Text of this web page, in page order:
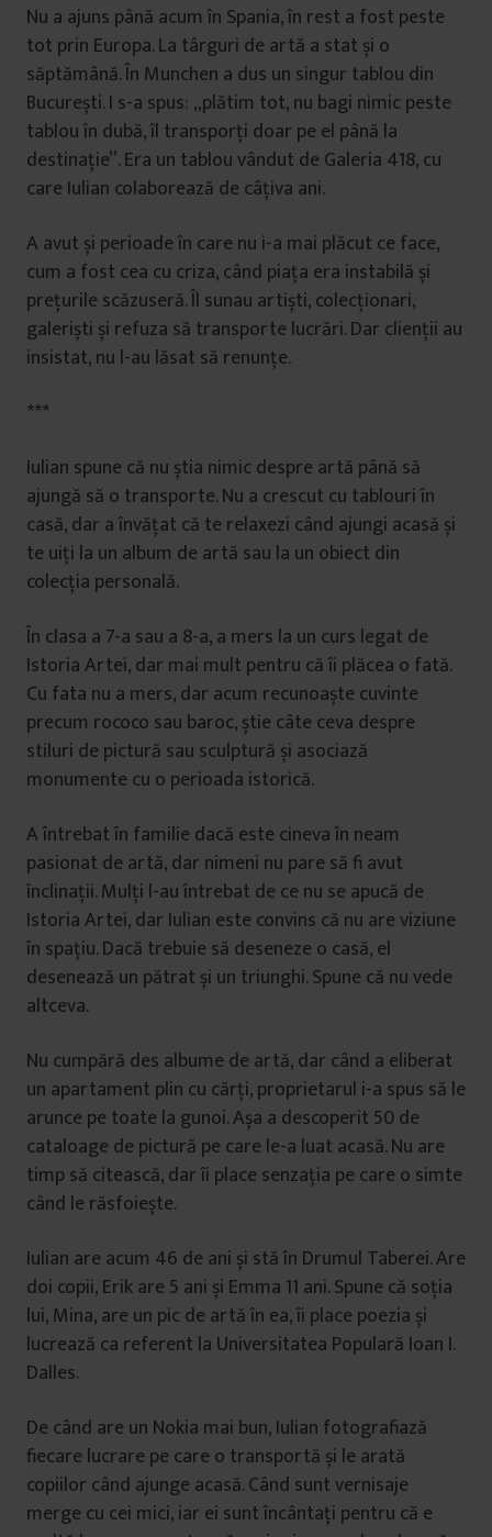
Nu a ajuns până acum în Spania, în rest a fost peste
tot prin Europa. La târguri de artă a stat și o
săptămână. În Munchen a dus un singur tablou din
București. I s-a spus: „plătim tot, nu bagi nimic peste
tablou în dubă, îl transporți doar pe el până la
destinație”. Era un tablou vândut de Galeria 418, cu
care Iulian colaborează de câțiva ani.
A avut și perioade în care nu i-a mai plăcut ce face,
cum a fost cea cu criza, când piața era instabilă și
prețurile scăzuseră. Îl sunau artiști, colecționari,
galeriști și refuza să transporte lucrări. Dar clienții au
insistat, nu l-au lăsat să renunțe.
***
Iulian spune că nu știa nimic despre artă până să
ajungă să o transporte. Nu a crescut cu tablouri în
casă, dar a învățat că te relaxezi când ajungi acasă și
te uiți la un album de artă sau la un obiect din
colecția personală.
În clasa a 7-a sau a 8-a, a mers la un curs legat de
Istoria Artei, dar mai mult pentru că îi plăcea o fată.
Cu fata nu a mers, dar acum recunoaște cuvinte
precum rococo sau baroc, știe câte ceva despre
stiluri de pictură sau sculptură și asociază
monumente cu o perioada istorică.
A întrebat în familie dacă este cineva în neam
pasionat de artă, dar nimeni nu pare să fi avut
înclinații. Mulți l-au întrebat de ce nu se apucă de
Istoria Artei, dar Iulian este convins că nu are viziune
în spațiu. Dacă trebuie să deseneze o casă, el
desenează un pătrat și un triunghi. Spune că nu vede
altceva.
Nu cumpără des albume de artă, dar când a eliberat
un apartament plin cu cărți, proprietarul i-a spus să le
arunce pe toate la gunoi. Așa a descoperit 50 de
cataloage de pictură pe care le-a luat acasă. Nu are
timp să citească, dar îi place senzația pe care o simte
când le răsfoiește.
Iulian are acum 46 de ani și stă în Drumul Taberei. Are
doi copii, Erik are 5 ani și Emma 11 ani. Spune că soția
lui, Mina, are un pic de artă în ea, îi place poezia și
lucrează ca referent la Universitatea Populară Ioan I.
Dalles.
De când are un Nokia mai bun, Iulian fotografiază
fiecare lucrare pe care o transportă și le arată
copiilor când ajunge acasă. Când sunt vernisaje
merge cu cei mici, iar ei sunt încântați pentru că e